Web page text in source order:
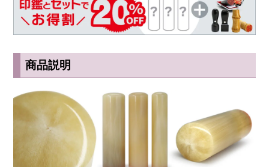
商品説明